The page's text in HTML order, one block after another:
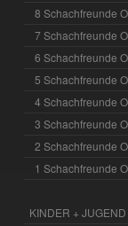
8 Schachfreunde
7 Schachfreunde
6 Schachfreunde
5 Schachfreunde
4 Schachfreunde
3 Schachfreunde
2 Schachfreunde
1 Schachfreunde
KINDER + JUGEND